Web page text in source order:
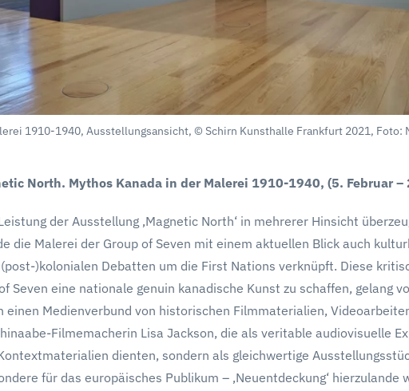
1910-1940, Ausstellungsansicht, © Schirn Kunsthalle Frankfurt 2021, Foto:
North. Mythos Kanada in der Malerei 1910-1940, (5. Februar
der Ausstellung ‚Magnetic North‘ in mehrerer Hinsicht
die Malerei der Group of Seven mit einem aktuellen Blick auch
)kolonialen Debatten um die First Nations verknüpft. Diese
Seven eine nationale genuin kanadische Kunst zu schaffen, gelang
einen Medienverbund von historischen Filmmaterialien,
Filmemacherin Lisa Jackson, die als veritable audiovisuelle
dienten, sondern als gleichwertige
für das europäisches Publikum – ‚Neuentdeckung‘ hierzulande